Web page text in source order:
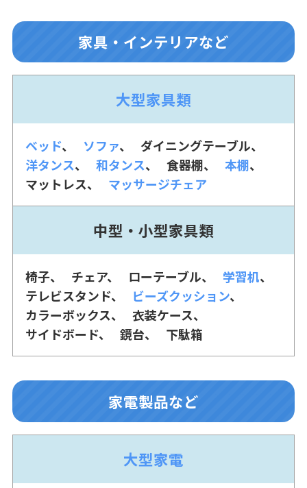
家具・インテリアなど
大型家具類
ベッド ソファ
ダイニングテーブル
洋タンス
和タンス 食器棚
本棚
マットレス
マッサージチェア
中型・小型家具類
椅子 チェア ローテーブル
学習机
テレビスタンド
ビーズクッション
カラーボックス
衣装ケース
サイドボード
鏡台 下駄箱
家電製品など
大型家電